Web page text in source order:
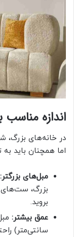
اندازه مناسب
در خانه‌های بزرگ،
اما همچنان باید
مبل‌های بزرگتر:
بزرگ، ست‌های
بروید.
عمق بیشتر:
سانتی‌متر)